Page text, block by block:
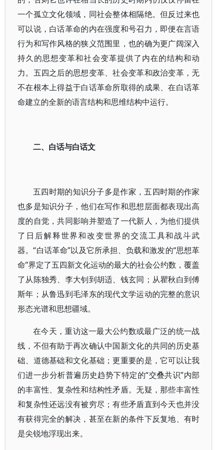
一个孤立文化领域，同社会整体相隔绝。但反过来也
可以说，白话革命的内在强度和号召力，即便在言语
行为和写作风格的狭义范围里，也的确为更广阔深入
持久的思想变革和社会变革提供了内在的结构和动
力。五四之后的思想变革、社会变革和政治变革，无
不在根本上得益于白话革命所取得的成果、在白话革
命建立的全新的语言结构和思维结构中运行。
二、白话与白话文
五四时期的知识分子多是作家，五四时期的作家
也多是知识分子，他们在写作和思想层面都表现出高
度的自觉，共同影响并塑造了一代新人，为他们提供
了日后解释世界和改变世界的交流工具和战斗武
器。“白话革命”以及它所承担、负载和激发的“思想革
命”界定了五四新文化运动的最大的社会公约数，覆盖
了从陈独秀、李大钊到胡适、钱玄同；从瞿秋白到傅
斯年；从鲁迅到毛泽东的现代文学运动的完整的意识
形态光谱和思想疆域。
在今天，重访这一最大公约数或最广泛的统一战
线，不但有助于再次确认中国新文化的共同的历史基
础、道德基础和文化基础；更重要的是，它可以让我
们进一步分析普遍历史趋势下特定的“交叠共识”内部
的丰富性、复杂性和结构性矛盾。无疑，那些丰富性
和复杂性还远没有被穷尽；有些矛盾直到今天也并没
有获得完全的解决，甚至在新的条件下反复地、有时
是尖锐地浮现出来。